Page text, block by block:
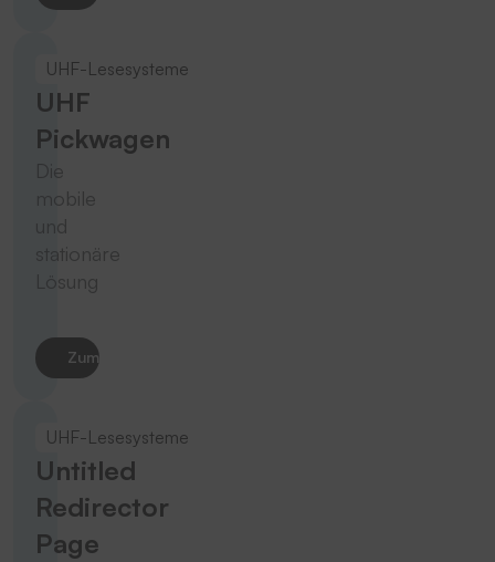
UHF-Lesesysteme
UHF
Pickwagen
Die
mobile
und
stationäre
Lösung
Zum Produkt
UHF-Lesesysteme
Untitled
Redirector
Page